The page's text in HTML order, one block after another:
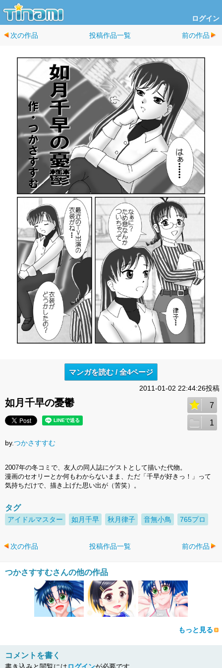
ログイン
次の作品 投稿作品一覧 前の作品
マンガを読む / 全4ページ
2011-01-02 22:44:26投稿
如月千早の憂鬱 7
1
by.つかさすすむ
2007年の冬コミで、友人の同人誌にゲストとして描いた代物。
漫画のセオリーとか何もわからないまま、ただ「千早が好きっ！」って
気持ちだけで、描き上げた思い出が（苦笑）。
タグ
アイドルマスター 如月千早 秋月律子 音無小鳥 765プロ
次の作品 投稿作品一覧 前の作品
つかさすすむさんの他の作品
もっと見る
コメントを書く